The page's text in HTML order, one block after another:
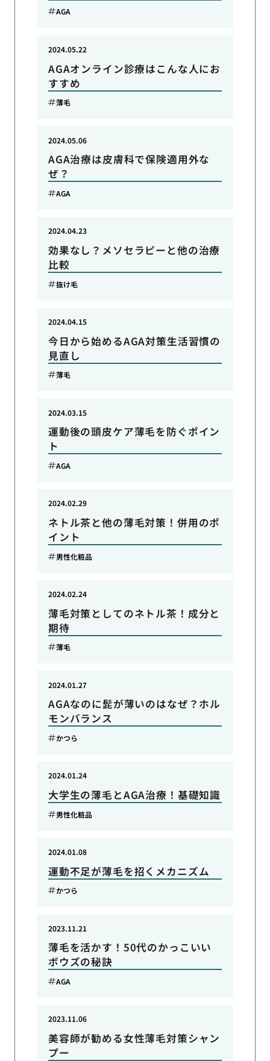
AGA
AGAオンライン診療はこんな人にお
すすめ
2024.05.22
薄毛
AGA治療は皮膚科で保険適用外な
ぜ？
2024.05.06
AGA
効果なし？メソセラピーと他の治療
比較
2024.04.23
抜け毛
今日から始めるAGA対策生活習慣の
見直し
2024.04.15
薄毛
運動後の頭皮ケア薄毛を防ぐポイン
ト
2024.03.15
AGA
ネトル茶と他の薄毛対策！併用のポ
イント
2024.02.29
男性化粧品
薄毛対策としてのネトル茶！成分と
期待
2024.02.24
薄毛
AGAなのに髭が薄いのはなぜ？ホル
モンバランス
2024.01.27
かつら
大学生の薄毛とAGA治療！基礎知識
2024.01.24
男性化粧品
運動不足が薄毛を招くメカニズム
2024.01.08
かつら
薄毛を活かす！50代のかっこいい
ボウズの秘訣
2023.11.21
AGA
美容師が勧める女性薄毛対策シャン
プー
2023.11.06